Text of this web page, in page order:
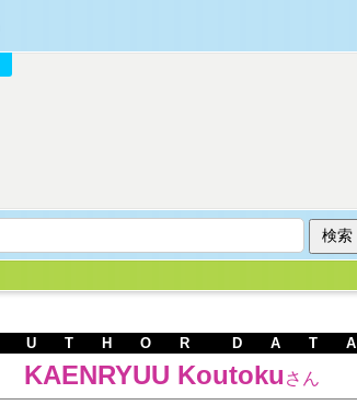
U T H O R D A T A
KAENRYUU Koutoku さん